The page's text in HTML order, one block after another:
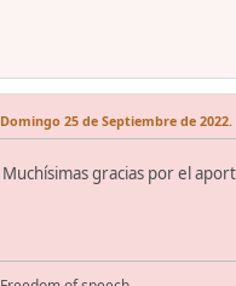
Domingo 25 de Septiembre de 2022.
Muchísimas gracias por el